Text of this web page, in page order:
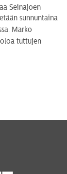
Seinäjoen
sunnuntaina
Marko
tuttujen